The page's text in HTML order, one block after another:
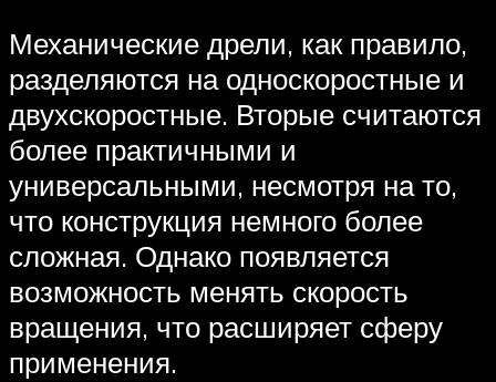
Механические дрели, как правило,
разделяются на односкоростные и
двухскоростные. Вторые считаются
более практичными и
универсальными, несмотря на то,
что конструкция немного более
сложная. Однако появляется
возможность менять скорость
вращения, что расширяет сферу
применения.